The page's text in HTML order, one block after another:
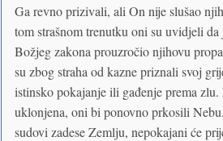
Ga revno prizivali, ali On nije slušao
tom strašnom trenutku oni su uvidjeli da
Božjeg zakona prouzročio njihovu
su zbog straha od kazne priznali svoj
istinsko pokajanje ili gađenje prema
uklonjena, oni bi ponovno prkosili
sudovi zadese Zemlju, nepokajani će